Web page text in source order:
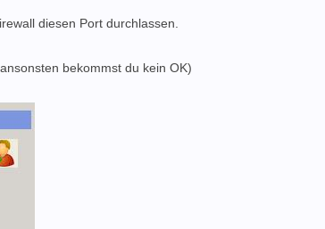
diesen Port durchlassen.
bekommst du kein OK)